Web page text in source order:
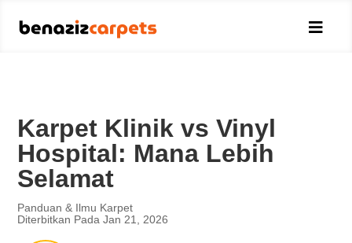

Karpet Klinik vs Vinyl
Hospital: Mana Lebih
Selamat
Panduan & Ilmu Karpet
Diterbitkan Pada Jan 21, 2026